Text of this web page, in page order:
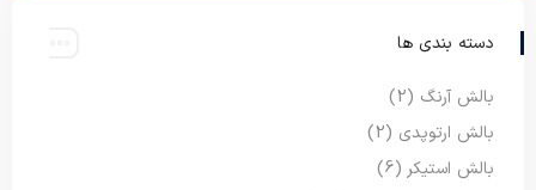
دسته بندی ها
بالش آرنگ (2)
بالش ارتوپدی (2)
بالش استیکر (6)